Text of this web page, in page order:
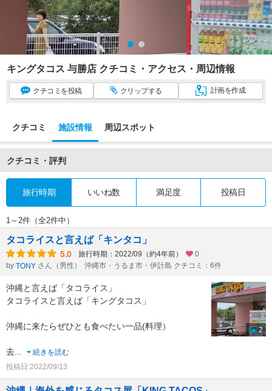
キングタコス 与勝店 クチコミ・アクセス・周辺情報
クチコミ を投稿 クリップする 計画を作成
クチコミ 施設情報 周辺スポット
クチコミ・評判
旅行時期 いいね数 満足度 投稿日
1～2件（全2件中）
タコライスと言えば「キンタコ」
5.0 旅行時期：2022/09（約4年前）
0
by TONY さん（男性） 沖縄市・うるま市・伊計島 クチコミ：6件
沖縄と言えば「タコライス」
タコライスと言えば「キングタコス」
沖縄に来たらぜひとも食べたい一品(料理）
去...
続きを読む
投稿日:2022/09/13
2